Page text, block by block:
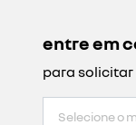
time de
os
veículo,